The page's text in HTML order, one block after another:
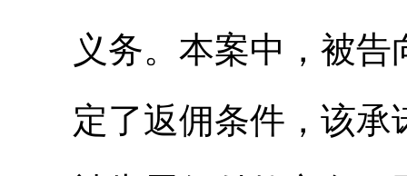
义务。本案中，被
定了返佣条件，该